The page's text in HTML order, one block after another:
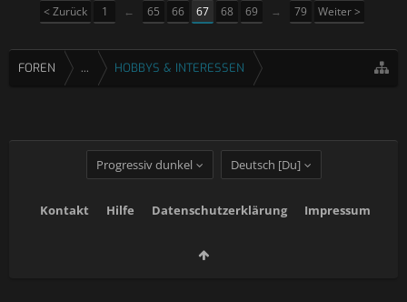
< Zurück
1 ← 65 66 67 68 69 → 79 Weiter >
FOREN ... HOBBYS & INTERESSEN
Progressiv dunkel Deutsch [Du]
Kontakt Hilfe Datenschutzerklärung Impressum